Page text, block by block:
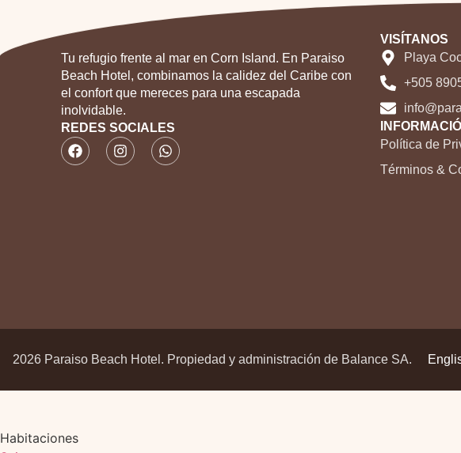
Tu refugio frente al mar en Corn Island. En Paraiso
Beach Hotel, combinamos la calidez del Caribe con
el confort que mereces para una escapada
inolvidable.
REDES SOCIALES
VISÍTANOS
Playa
+505
Política de
Términos &
2026 Paraiso Beach Hotel. Propiedad y administración de Balance SA.
Habitaciones